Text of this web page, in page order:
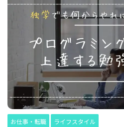
お仕事・転職 ライフスタイル